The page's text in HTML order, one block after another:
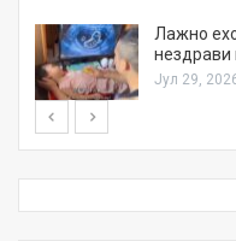
Лажно
нездрави
Јул 29,